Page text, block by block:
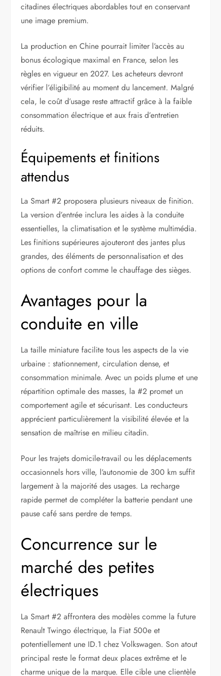
citadines électriques abordables tout en conservant
une image premium.
La production en Chine pourrait limiter l’accès au
bonus écologique maximal en France, selon les
règles en vigueur en 2027. Les acheteurs devront
vérifier l’éligibilité au moment du lancement. Malgré
cela, le coût d’usage reste attractif grâce à la faible
consommation électrique et aux frais d’entretien
réduits.
Équipements et finitions
attendus
La Smart #2 proposera plusieurs niveaux de finition.
La version d’entrée inclura les aides à la conduite
essentielles, la climatisation et le système multimédia.
Les finitions supérieures ajouteront des jantes plus
grandes, des éléments de personnalisation et des
options de confort comme le chauffage des sièges.
Avantages pour la
conduite en ville
La taille miniature facilite tous les aspects de la vie
urbaine : stationnement, circulation dense, et
consommation minimale. Avec un poids plume et une
répartition optimale des masses, la #2 promet un
comportement agile et sécurisant. Les conducteurs
apprécient particulièrement la visibilité élevée et la
sensation de maîtrise en milieu citadin.
Pour les trajets domicile-travail ou les déplacements
occasionnels hors ville, l’autonomie de 300 km suffit
largement à la majorité des usages. La recharge
rapide permet de compléter la batterie pendant une
pause café sans perdre de temps.
Concurrence sur le
marché des petites
électriques
La Smart #2 affrontera des modèles comme la future
Renault Twingo électrique, la Fiat 500e et
potentiellement une ID.1 chez Volkswagen. Son atout
principal reste le format deux places extrême et le
charme unique de la marque. Elle cible une clientèle